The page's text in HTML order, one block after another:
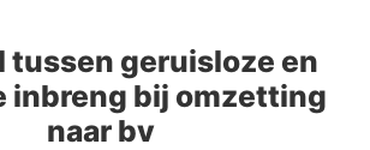
tussen geruisloze en
inbreng bij omzetting
naar bv